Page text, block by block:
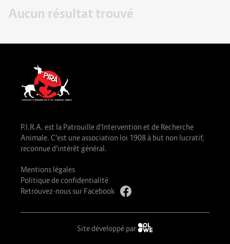
Aucun résultat trouvé
P.I.R.A. est la Patrouille d’Intervention et de Recherche
Animale. C’est une association loi 1908 à but non lucratif,
reconnue d’intérêt général.
Mentions légales
Politique de confidentialité
Retrouvez-nous sur Facebook
Site développé par